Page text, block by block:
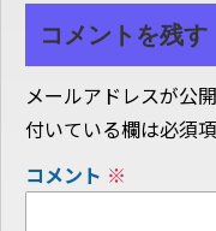
コメントを残す
メールアドレスが公
付いている欄は必須
コメント ※